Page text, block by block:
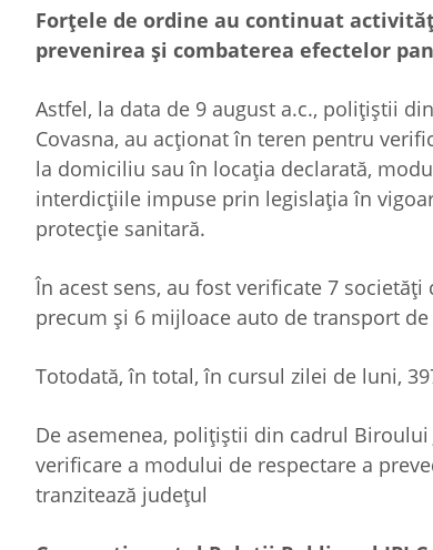
Forțele de ordine au continuat
prevenirea și combaterea efectelor
Astfel, la data de 9 august a.c., polițiștii
Covasna, au acționat în teren pentru
la domiciliu sau în locația declarată,
interdicțiile impuse prin legislația în
protecție sanitară.
În acest sens, au fost verificate 7
precum și 6 mijloace auto de transport de
Totodată, în total, în cursul zilei de luni,
De asemenea, polițiștii din cadrul
verificare a modului de respectare a
tranzitează județul